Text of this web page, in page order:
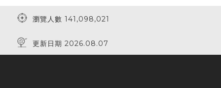
瀏覽人數 141,098,021
更新日期 2026.08.07